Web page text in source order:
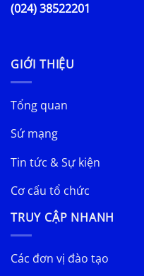
(024) 38522201
GIỚI THIỆU
Tổng quan
Sứ mạng
Tin tức & Sự kiện
Cơ cấu tổ chức
TRUY CẬP NHANH
Các đơn vị đào tạo